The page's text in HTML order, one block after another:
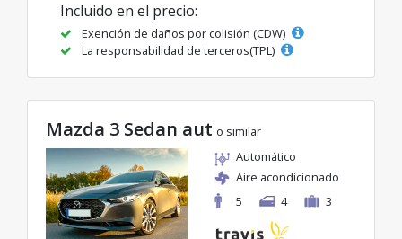
Incluido en el precio:
Exención de daños por colisión (CDW)
La responsabilidad de terceros(TPL)
Mazda 3 Sedan aut o similar
Automático
Aire acondicionado
5
4 3